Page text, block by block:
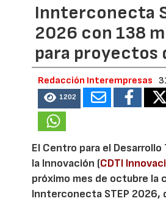
Innterconecta
2026 con 138
para proyectos
Redacción Interempresas
1202
El Centro para el
la Innovación (CDTI
próximo mes de octubre la
Innterconecta STEP 2026,